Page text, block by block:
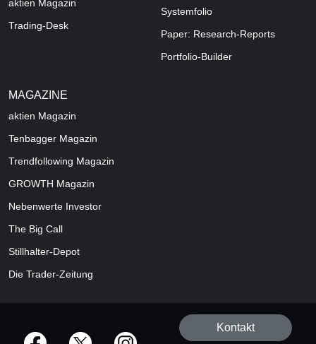
aktien Magazin
Trading-Desk
Systemfolio
Paper: Research-Reports
Portfolio-Builder
MAGAZINE
aktien Magazin
Tenbagger Magazin
Trendfollowing Magazin
GROWTH Magazin
Nebenwerte Investor
The Big Call
Stillhalter-Depot
Die Trader-Zeitung
offizielle Social Media-Accounts
Kontakt